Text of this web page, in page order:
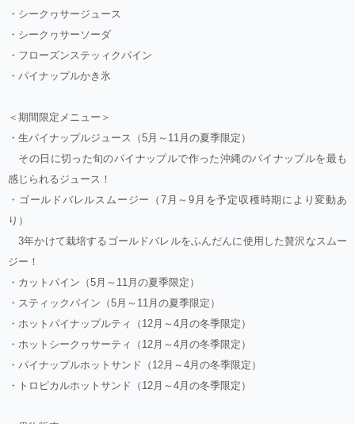
・シークヮサージュース
・シークヮサーソーダ
・フローズンステッィクパイン
・パイナップルかき氷
＜期間限定メニュー＞
・生パイナップルジュース（5月～11月の夏季限定）
その日に切った旬のパイナップルで作った沖縄のパイナップルを最も
感じられるジュース！
・ゴールドバレルスムージー（7月～9月を予定収穫時期により変動あ
り）
3年かけて栽培するゴールドバレルをふんだんに使用した贅沢なスムー
ジー！
・カットパイン（5月～11月の夏季限定）
・スティックパイン（5月～11月の夏季限定）
・ホットパイナップルティ（12月～4月の冬季限定）
・ホットシークヮサーティ（12月～4月の冬季限定）
・パイナップルホットサンド（12月～4月の冬季限定）
・トロピカルホットサンド（12月～4月の冬季限定）